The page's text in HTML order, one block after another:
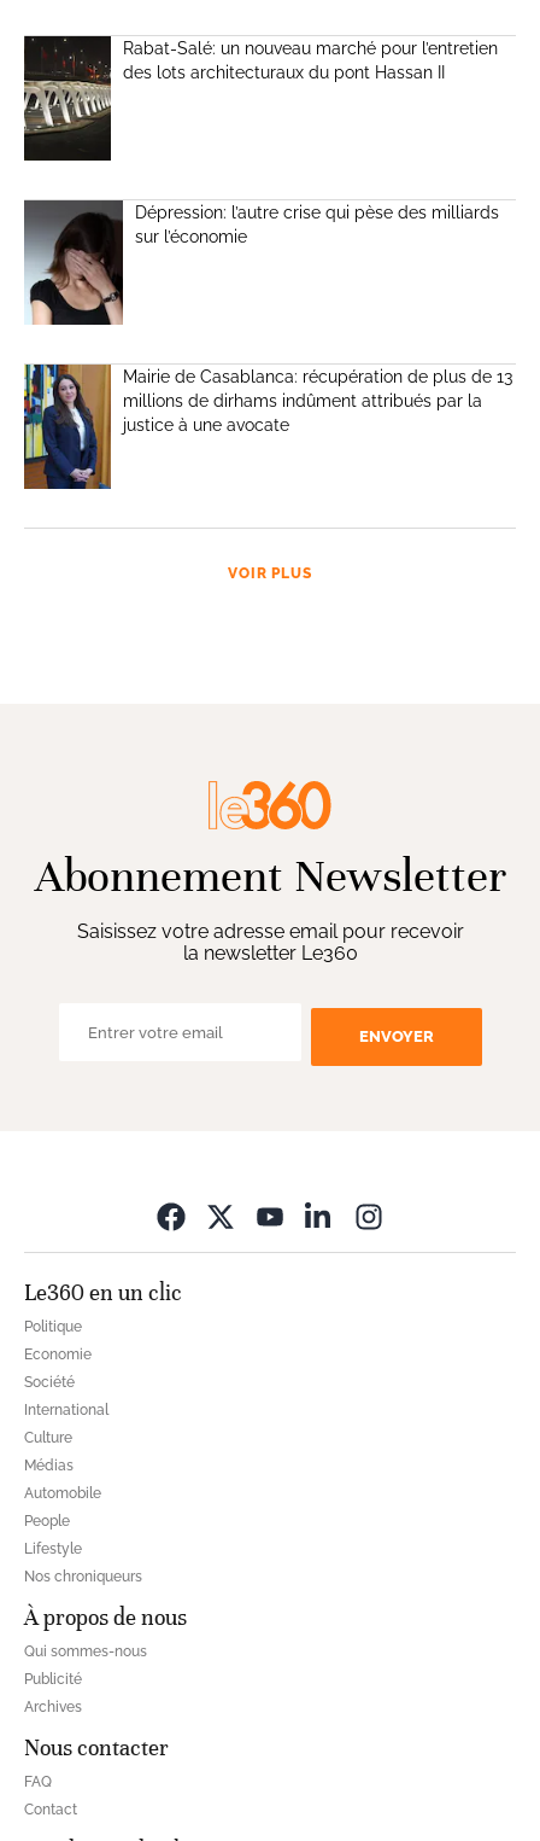
Rabat-Salé: un nouveau marché pour l’entretien
des lots architecturaux du pont Hassan II
Dépression: l’autre crise qui pèse des milliards
sur l’économie
Mairie de Casablanca: récupération de plus de 13
millions de dirhams indûment attribués par la
justice à une avocate
VOIR PLUS
Abonnement Newsletter
Saisissez votre adresse email pour recevoir
la newsletter Le360
ENVOYER
Le360 en un clic
Politique
Economie
Société
International
Culture
Médias
Automobile
People
Lifestyle
Nos chroniqueurs
À propos de nous
Qui sommes-nous
Publicité
Archives
Nous contacter
FAQ
Contact